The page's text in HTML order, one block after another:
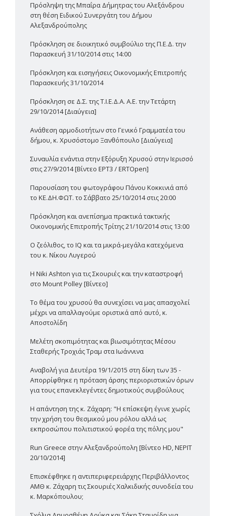
Πρόσληψη της Μπαΐρα Δήμητρας του Αλεξάνδρου
στη θέση Ειδικού Συνεργάτη του Δήμου
Αλεξανδρούπολης
Πρόσκληση σε διοικητικό συμβούλιο της Π.Ε.Δ. την
Παρασκευή 31/10/2014 στις 14:00
Πρόσκληση και εισηγήσεις Οικονομικής Επιτροπής
Παρασκευής 31/10/2014
Πρόσκληση σε Δ.Σ. της Τ.Ι.Ε.Δ.Α. Α.Ε. την Τετάρτη
29/10/2014 [Διαύγεια]
Ανάθεση αρμοδιοτήτων στο Γενικό Γραμματέα του
δήμου, κ. Χρυσόστομο Ξανθόπουλο [Διαύγεια]
Συναυλία ενάντια στην Εξόρυξη Χρυσού στην Ιερισσό
στις 27/9/2014 [Βίντεο ΕΡΤ3 / ERTOpen]
Παρουσίαση του φωτογράφου Πάνου Κοκκινιά από
το ΚΕ.ΔΗ.ΦΩΤ. το Σάββατο 25/10/2014 στις 20:00
Πρόσκληση και ανεπίσημα πρακτικά τακτικής
Οικονομικής Επιτροπής Τρίτης 21/10/2014 στις 13:00
Ο ζεόλιθος, το IQ και τα μικρά-μεγάλα κατεχόμενα
του κ. Νίκου Λυγερού
Η Niki Ashton για τις Σκουριές και την καταστροφή
στο Mount Polley [Βίντεο]
Το θέμα του χρυσού θα συνεχίσει να μας απασχολεί
μέχρι να απαλλαγούμε οριστικά από αυτό, κ.
Αποστολίδη
Μελέτη σκοπιμότητας και βιωσιμότητας Μέσου
Σταθερής Τροχιάς Τραμ στα Ιωάννινα
Αναβολή για Δευτέρα 19/1/2015 στη δίκη των 35 -
Απορρίφθηκε η πρόταση άρσης περιοριστικών όρων
για τους επανεκλεγέντες δημοτικούς συμβούλους
Η απάντηση της κ. Ζάχαρη: "Η επίσκεψη έγινε χωρίς
την χρήση του θεσμικού μου ρόλου αλλά ως
εκπροσώπου πολιτιστικού φορέα της πόλης μου"
Run Greece στην Αλεξανδρούπολη [Βίντεο HD, ΝΕΡΙΤ
20/10/2014]
Επισκέφθηκε η αντιπεριφερειάρχης Περιβάλλοντος
ΑΜΘ κ. Ζάχαρη τις Σκουριές Χαλκιδικής συνοδεία του
κ. Μαρκόπουλου;